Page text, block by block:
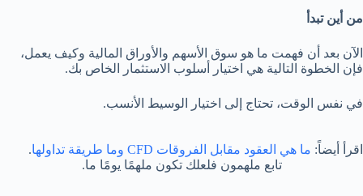
من أين تبدأ
الآن بعد أن فهمت ما هو سوق الأسهم والأوراق المالية وكيف يعمل،
فإن الخطوة التالية هي اختيار أسلوب الاستثمار الخاص بك.
في نفس الوقت، تحتاج إلى اختيار الوسيط الأنسب.
اقرأ أيضاً: ما هي العقود مقابل الفروقات CFD وما طريقة تداولها
.
تابع ملهمون فلعلك تكون ملهمًا يومًا ما.